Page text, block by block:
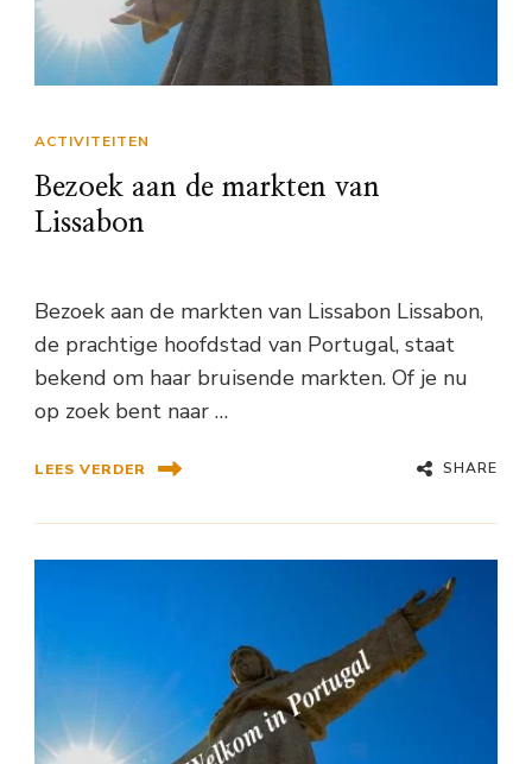
ACTIVITEITEN
Bezoek aan de markten van
Lissabon
Bezoek aan de markten van Lissabon Lissabon,
de prachtige hoofdstad van Portugal, staat
bekend om haar bruisende markten. Of je nu
op zoek bent naar …
LEES VERDER SHARE